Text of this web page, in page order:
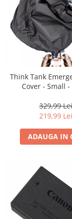
Think Tank
Cover - Small -
329,99 Lei
219,99 Lei
ADAUGA IN